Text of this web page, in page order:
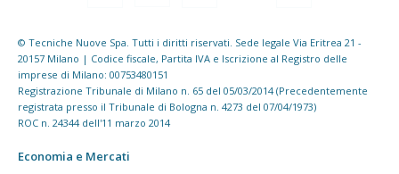
© Tecniche Nuove Spa. Tutti i diritti riservati. Sede legale Via Eritrea 21 -
20157 Milano | Codice fiscale, Partita IVA e Iscrizione al Registro delle
imprese di Milano: 00753480151
Registrazione Tribunale di Milano n. 65 del 05/03/2014 (Precedentemente
registrata presso il Tribunale di Bologna n. 4273 del 07/04/1973)
ROC n. 24344 dell'11 marzo 2014
Economia e Mercati